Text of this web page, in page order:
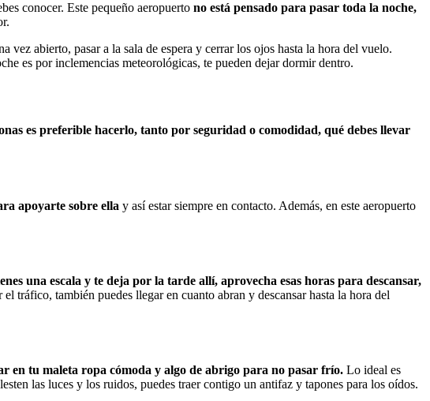
conocer. Este pequeño aeropuerto no está pensado para pasar toda la noche,
vez abierto, pasar a la sala de espera y cerrar los ojos hasta la hora del vuelo.
es por inclemencias meteorológicas, te pueden dejar dormir dentro.
es preferible hacerlo, tanto por seguridad o comodidad, qué debes llevar
apoyarte sobre ella y así estar siempre en contacto. Además, en este aeropuerto
una escala y te deja por la tarde allí, aprovecha esas horas para descansar,
tráfico, también puedes llegar en cuanto abran y descansar hasta la hora del
en tu maleta ropa cómoda y algo de abrigo para no pasar frío. Lo ideal es
las luces y los ruidos, puedes traer contigo un antifaz y tapones para los oídos.